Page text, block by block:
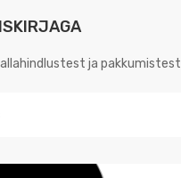
ja pakkumistest